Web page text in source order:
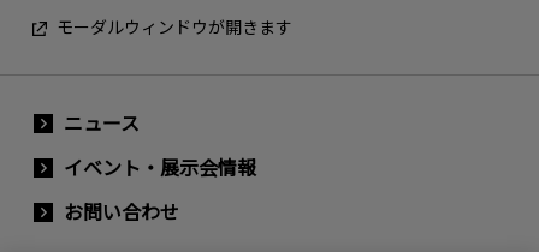
モーダルウィンドウが開きます
ニュース
イベント・展示会情報
お問い合わせ